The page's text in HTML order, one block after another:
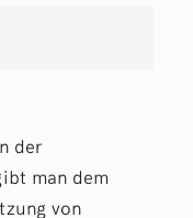
der
man dem
von